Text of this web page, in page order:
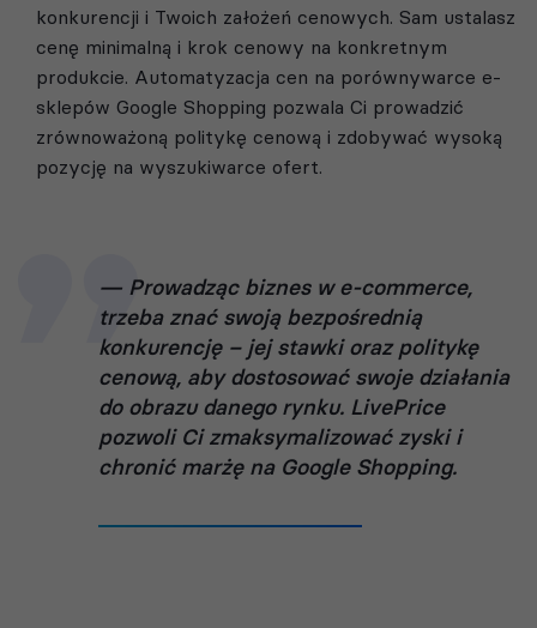
konkurencji i Twoich założeń cenowych. Sam ustalasz
cenę minimalną i krok cenowy na konkretnym
produkcie. Automatyzacja cen na porównywarce e-
sklepów Google Shopping pozwala Ci prowadzić
zrównoważoną politykę cenową i zdobywać wysoką
pozycję na wyszukiwarce ofert.
Prowadząc biznes w e-commerce,
trzeba znać swoją bezpośrednią
konkurencję – jej stawki oraz politykę
cenową, aby dostosować swoje działania
do obrazu danego rynku. LivePrice
pozwoli Ci zmaksymalizować zyski i
chronić marżę na Google Shopping.